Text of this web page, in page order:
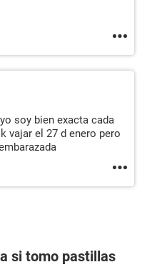
soy bien exacta cada
vajar el 27 d enero pero
si tomo pastillas